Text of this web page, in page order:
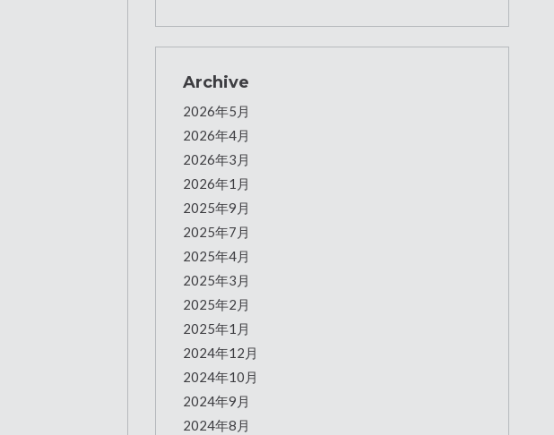
Archive
2026年5月
2026年4月
2026年3月
2026年1月
2025年9月
2025年7月
2025年4月
2025年3月
2025年2月
2025年1月
2024年12月
2024年10月
2024年9月
2024年8月